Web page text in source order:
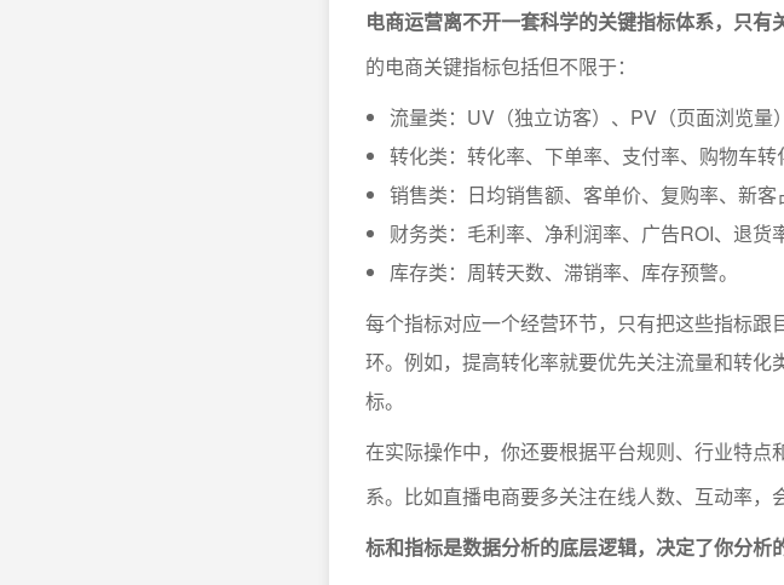
电商运营离不开一套科学的关键指标体系，只有
的电商关键指标包括但不限于：
流量类：UV（独立访客）、PV（页面浏览量
转化类：转化率、下单率、支付率、购物车转
销售类：日均销售额、客单价、复购率、新客
财务类：毛利率、净利润率、广告ROI、退货
库存类：周转天数、滞销率、库存预警。
每个指标对应一个经营环节，只有把这些指标
环。例如，提高转化率就要优先关注流量和转
标。
在实际操作中，你还要根据平台规则、行业特
系。比如直播电商要多关注在线人数、互动率，
标和指标是数据分析的底层逻辑，决定了你分析